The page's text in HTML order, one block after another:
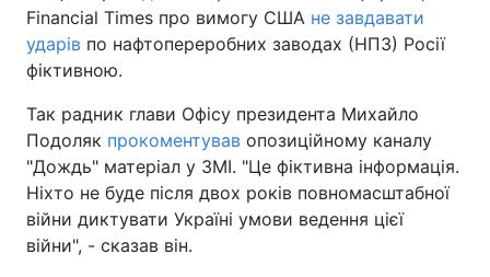
Економіка Світ
Техно і зв'язок Лайт
Зброя Інциденти
Здоров'я Туризм
Financial Times про вимогу США не завдавати
ударів по нафтопереробних заводах (НПЗ) Росії
фіктивною.
Так радник глави Офісу президента Михайло
Подоляк прокоментував опозиційному каналу
"Дождь" матеріал у ЗМІ. "Це фіктивна інформація.
Ніхто не буде після двох років повномасштабної
війни диктувати Україні умови ведення цієї
війни", - сказав він.